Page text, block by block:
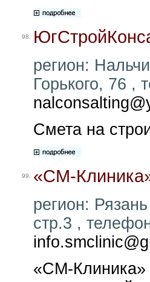
98.
регион:
Горького, 76 ,
Смета на
99. «СМ-
регион:
стр.3 ,
«СМ-